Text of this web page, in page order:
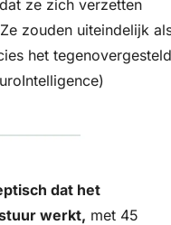
ze zich verzetten
zouden uiteindelijk
het
dat het
werkt, met 45